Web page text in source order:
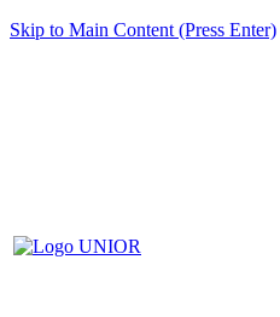
Skip to Main Content (Press Enter)